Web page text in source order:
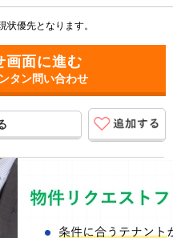
優先となります。
タン問い合わせ